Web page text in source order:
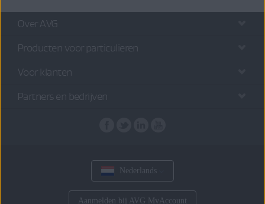
Over AVG
Producten voor particulieren
Voor klanten
Partners en bedrijven
Nederlands
Aanmelden bij AVG MyAccount